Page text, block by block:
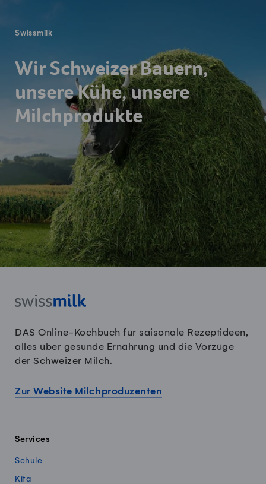
Swissmilk
Wir Schweizer Bauern,
unsere Kühe, unsere
Milchprodukte
DAS Online-Kochbuch für saisonale Rezeptideen,
alles über gesunde Ernährung und die Vorzüge
der Schweizer Milch.
Zur Website Milchproduzenten
Services
Schule
Kita